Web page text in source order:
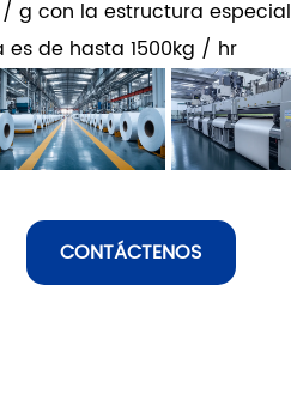
g con la estructura
de hasta 1500kg / hr
CONTÁCTENOS